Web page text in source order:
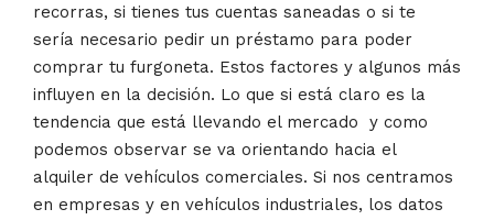
recorras, si tienes tus cuentas saneadas o si te
sería necesario pedir un préstamo para poder
comprar tu furgoneta. Estos factores y algunos más
influyen en la decisión. Lo que si está claro es la
tendencia que está llevando el mercado y como
podemos observar se va orientando hacia el
alquiler de vehículos comerciales. Si nos centramos
en empresas y en vehículos industriales, los datos